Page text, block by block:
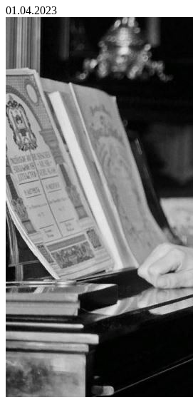
01.04.2023